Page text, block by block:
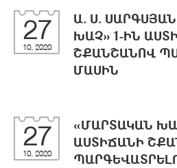
27
10, 2020
Ա. Ս.
ԽԱՉ» 1-ԻՆ
ՇՔԱՆՇԱՆՈՎ
ՄԱՍԻՆ
27
10, 2020
«ՄԱՐՏԱԿԱՆ
ԱՍՏԻՃԱՆԻ